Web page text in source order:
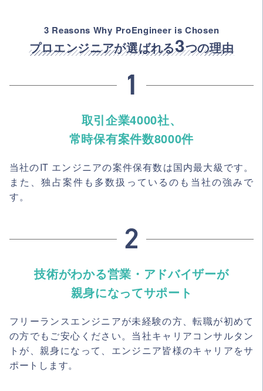
3 Reasons Why ProEngineer is Chosen
プロエンジニアが選ばれる3つの理由
取引企業4000社、
常時保有案件数8000件
当社のIT エンジニアの案件保有数は国内最大級です。
また、独占案件も多数扱っているのも当社の強みで
す。
技術がわかる営業・アドバイザーが
親身になってサポート
フリーランスエンジニアが未経験の方、転職が初めて
の方でもご安心ください。当社キャリアコンサルタン
トが、親身になって、エンジニア皆様のキャリアをサ
ポートします。